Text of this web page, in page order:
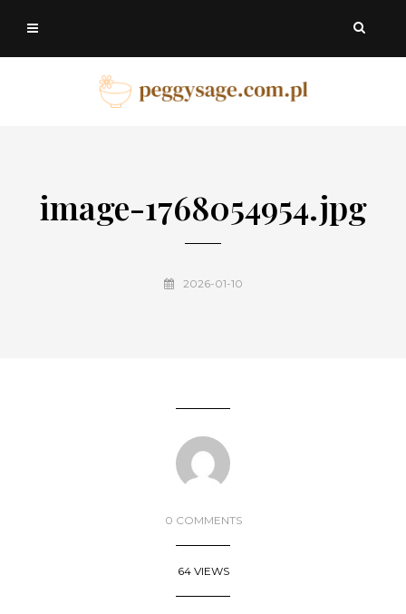
image-1768054954.jpg
2026-01-10
0 COMMENTS
64 VIEWS